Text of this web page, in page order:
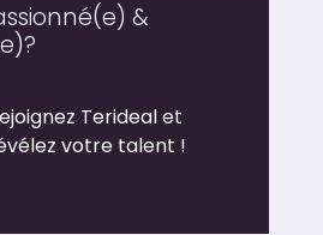
&
Terideal et
votre talent !